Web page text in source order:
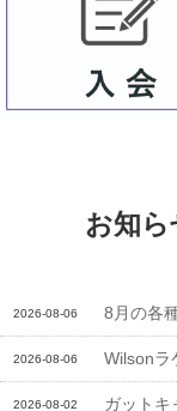
お知
2026-08-06 8月の各
2026-08-06 Wilsonラ
2026-08-02 ガットキ